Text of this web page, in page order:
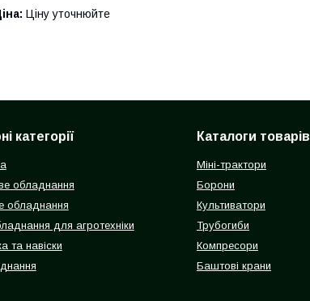
Ціну уточнюйте
категорії
обладнання
обладнання
для агротехніки
та навіски
Каталоги товарів
Міні-трактори
Борони
Культиватори
Трубогиби
Компресори
Баштові крани